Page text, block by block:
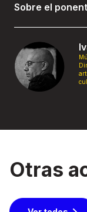
Sobre el
Otras